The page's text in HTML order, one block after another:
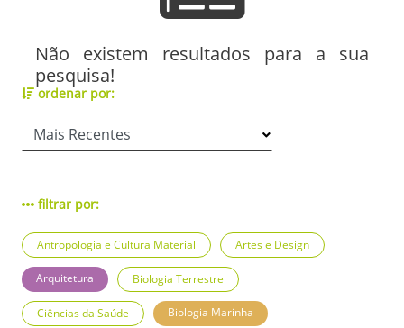
Não existem resultados para a sua
pesquisa!
ordenar por:
filtrar por:
Antropologia e Cultura Material Artes e Design
Arquitetura Biologia Terrestre
Ciências da Saúde Biologia Marinha